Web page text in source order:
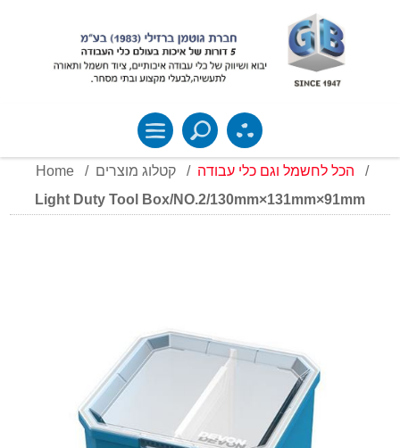
Home / קטלוג מוצרים / הכל לחשמל וגם כלי עבודה
/
Light Duty Tool Box/NO.2/130mm×131mm×91mm